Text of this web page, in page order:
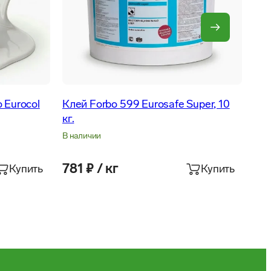
Eurocol
Купить
Клей Forbo 599 Eurosafe Super, 10
кг.
В наличии
781 ₽ / кг Купить